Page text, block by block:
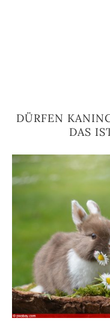
DÜRFEN
DAS